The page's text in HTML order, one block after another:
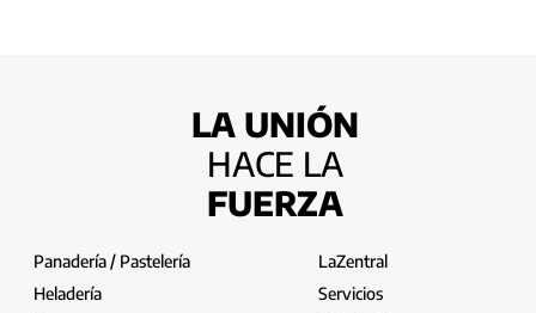
LA UNIÓN
HACE LA
FUERZA
Panadería / Pastelería
Heladería
LaZentral
Servicios